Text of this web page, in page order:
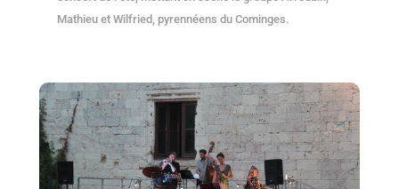
Mathieu et Wilfried, pyrennéens du Cominges.